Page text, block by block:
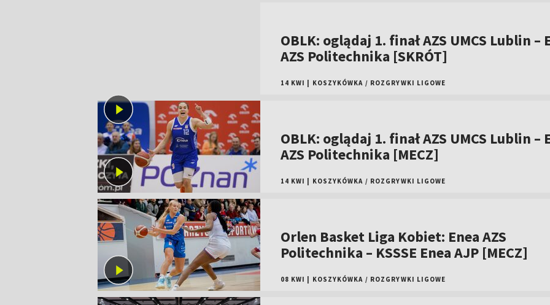
OBLK: oglądaj 1. finał AZS UMCS Lublin –
AZS Politechnika [SKRÓT]
14 KWI KOSZYKÓWKA / ROZGRYWKI LIGOWE
OBLK: oglądaj 1. finał AZS UMCS Lublin –
AZS Politechnika [MECZ]
14 KWI KOSZYKÓWKA / ROZGRYWKI LIGOWE
Orlen Basket Liga Kobiet: Enea AZS
Politechnika – KSSSE Enea AJP [MECZ]
08 KWI KOSZYKÓWKA / ROZGRYWKI LIGOWE